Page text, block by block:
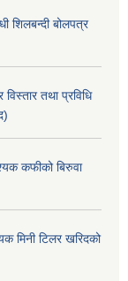
शिलबन्दी बोलपत्र
तथा प्रविधि
कफीको बिरुवा
मिनी टिलर खरिदको